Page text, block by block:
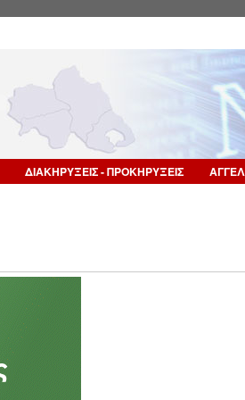
ΔΙΑΚΗΡΥΞΕΙΣ - ΠΡΟΚΗΡΥΞΕΙΣ